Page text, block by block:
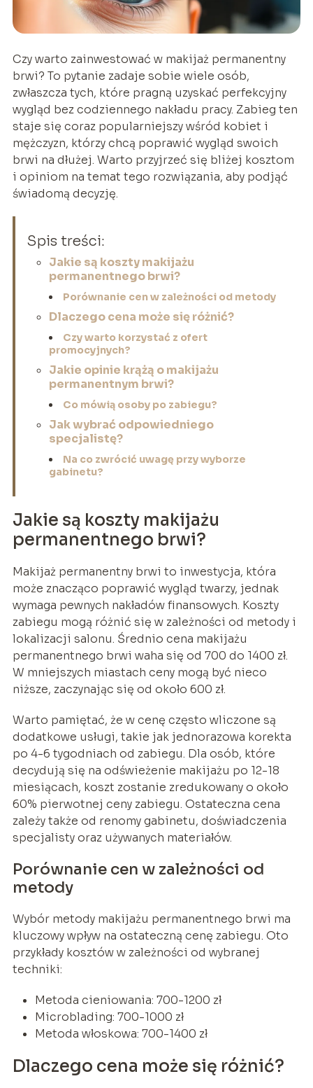
Czy warto zainwestować w makijaż permanentny
brwi? To pytanie zadaje sobie wiele osób,
zwłaszcza tych, które pragną uzyskać perfekcyjny
wygląd bez codziennego nakładu pracy. Zabieg ten
staje się coraz popularniejszy wśród kobiet i
mężczyzn, którzy chcą poprawić wygląd swoich
brwi na dłużej. Warto przyjrzeć się bliżej kosztom
i opiniom na temat tego rozwiązania, aby podjąć
świadomą decyzję.
Spis treści:
Jakie są koszty makijażu
permanentnego brwi?
Porównanie cen w zależności od metody
Dlaczego cena może się różnić?
Czy warto korzystać z ofert
promocyjnych?
Jakie opinie krążą o makijażu
permanentnym brwi?
Co mówią osoby po zabiegu?
Jak wybrać odpowiedniego
specjalistę?
Na co zwrócić uwagę przy wyborze
gabinetu?
Jakie są koszty makijażu
permanentnego brwi?
Makijaż permanentny brwi to inwestycja, która
może znacząco poprawić wygląd twarzy, jednak
wymaga pewnych nakładów finansowych. Koszty
zabiegu mogą różnić się w zależności od metody i
lokalizacji salonu. Średnio cena makijażu
permanentnego brwi waha się od 700 do 1400 zł.
W mniejszych miastach ceny mogą być nieco
niższe, zaczynając się od około 600 zł.
Warto pamiętać, że w cenę często wliczone są
dodatkowe usługi, takie jak jednorazowa korekta
po 4-6 tygodniach od zabiegu. Dla osób, które
decydują się na odświeżenie makijażu po 12-18
miesiącach, koszt zostanie zredukowany o około
60% pierwotnej ceny zabiegu. Ostateczna cena
zależy także od renomy gabinetu, doświadczenia
specjalisty oraz używanych materiałów.
Porównanie cen w zależności od
metody
Wybór metody makijażu permanentnego brwi ma
kluczowy wpływ na ostateczną cenę zabiegu. Oto
przykłady kosztów w zależności od wybranej
techniki:
Metoda cieniowania: 700-1200 zł
Microblading: 700-1000 zł
Metoda włoskowa: 700-1400 zł
Dlaczego cena może się różnić?